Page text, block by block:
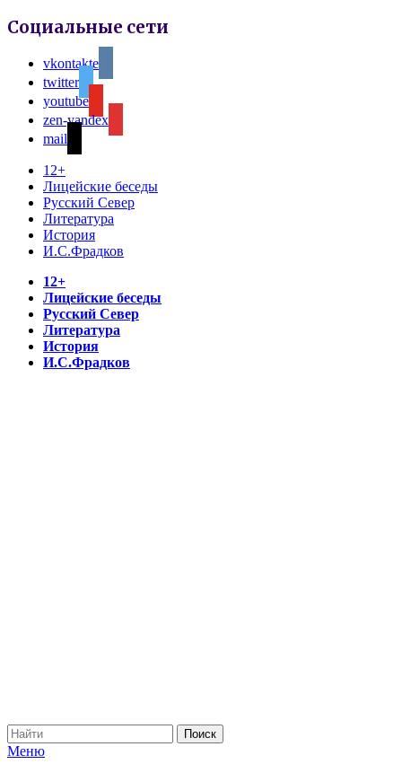
Социальные сети
vkontakte
twitter
youtube
zen-yandex
mail
12+
Лицейские беседы
Русский Север
Литература
История
И.С.Фрадков
12+
Лицейские беседы
Русский Север
Литература
История
И.С.Фрадков
Меню